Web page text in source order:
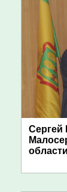
Сергей
области